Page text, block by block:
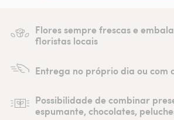
Flores sempre frescas e
floristas locais
Entrega no próprio dia ou com
Possibilidade de combinar
espumante, chocolates,